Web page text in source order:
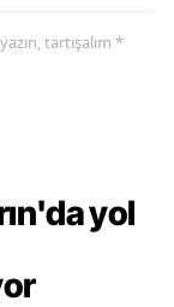
tartışalım *
yol